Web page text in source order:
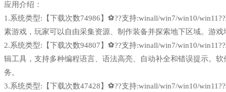
应用介绍：
1.系统类型:【下载次数74986】⚽??支持:winall/win7/win10/
素游戏，玩家可以自由采集资源、制作装备并探索地下区域。游
2.系统类型:【下载次数94807】⚽??支持:winall/win7/win10/
辑工具，支持多种编程语言、语法高亮、自动补全和错误提示。
务。
3.系统类型:【下载次数47428】⚽??支持:winall/win7/win10/